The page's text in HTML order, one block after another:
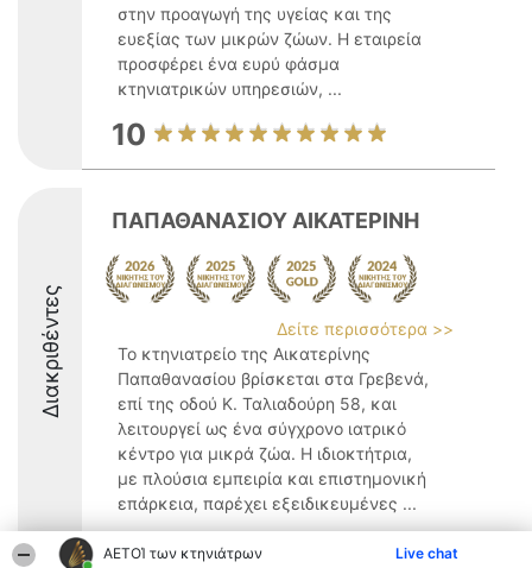
ΑΕΤΟΊ των κτηνιάτρων Live chat
στην προαγωγή της υγείας και της
ευεξίας των μικρών ζώων. Η εταιρεία
προσφέρει ένα ευρύ φάσμα
κτηνιατρικών υπηρεσιών, ...
10
Διακριθέντες
ΠΑΠΑΘΑΝΑΣΙΟΥ ΑΙΚΑΤΕΡΙΝΗ
Δείτε περισσότερα >>
Το κτηνιατρείο της Αικατερίνης
Παπαθανασίου βρίσκεται στα Γρεβενά,
επί της οδού Κ. Ταλιαδούρη 58, και
λειτουργεί ως ένα σύγχρονο ιατρικό
κέντρο για μικρά ζώα. Η ιδιοκτήτρια,
με πλούσια εμπειρία και επιστημονική
επάρκεια, παρέχει εξειδικευμένες ...
9.6